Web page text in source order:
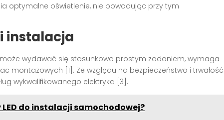
optymalne oświetlenie, nie powodując przy tym
instalacja
może wydawać się stosunkowo prostym zadaniem, wymaga
montażowych [1]. Ze względu na bezpieczeństwo i trwałość
wykwalifikowanego elektryka [3].
do instalacji samochodowej?